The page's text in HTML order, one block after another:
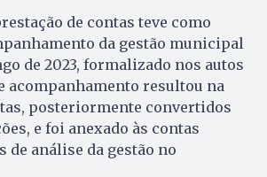
de contas teve como
da gestão municipal
de 2023, formalizado nos autos
acompanhamento resultou na
posteriormente convertidos
e foi anexado às contas
de análise da gestão no